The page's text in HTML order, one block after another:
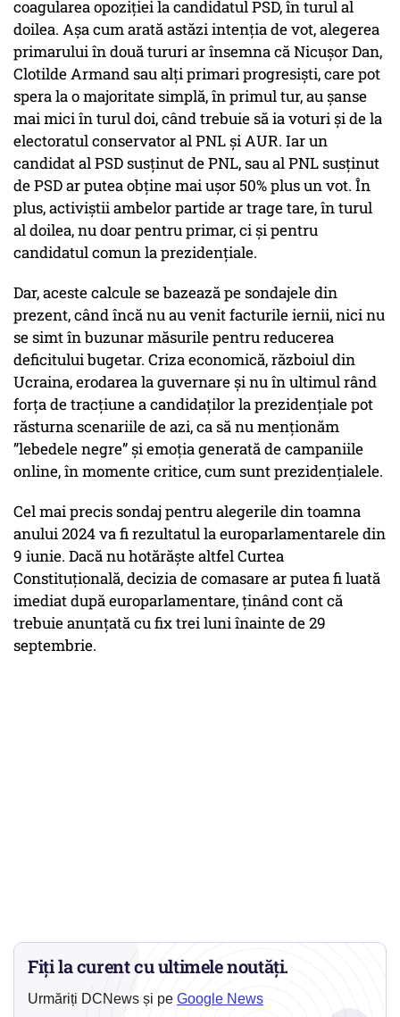
coagularea opoziției la candidatul PSD, în turul al
doilea. Așa cum arată astăzi intenția de vot, alegerea
primarului în două tururi ar însemna că Nicușor Dan,
Clotilde Armand sau alți primari progresiști, care pot
spera la o majoritate simplă, în primul tur, au șanse
mai mici în turul doi, când trebuie să ia voturi și de la
electoratul conservator al PNL și AUR. Iar un
candidat al PSD susținut de PNL, sau al PNL susținut
de PSD ar putea obține mai ușor 50% plus un vot. În
plus, activiștii ambelor partide ar trage tare, în turul
al doilea, nu doar pentru primar, ci și pentru
candidatul comun la prezidențiale.
Dar, aceste calcule se bazează pe sondajele din
prezent, când încă nu au venit facturile iernii, nici nu
se simt în buzunar măsurile pentru reducerea
deficitului bugetar. Criza economică, războiul din
Ucraina, erodarea la guvernare și nu în ultimul rând
forța de tracțiune a candidaților la prezidențiale pot
răsturna scenariile de azi, ca să nu menționăm
”lebedele negre” și emoția generată de campaniile
online, în momente critice, cum sunt prezidențialele.
Cel mai precis sondaj pentru alegerile din toamna
anului 2024 va fi rezultatul la europarlamentarele din
9 iunie. Dacă nu hotărăște altfel Curtea
Constituțională, decizia de comasare ar putea fi luată
imediat după europarlamentare, ținând cont că
trebuie anunțată cu fix trei luni înainte de 29
septembrie.
Fiți la curent cu ultimele noutăți.
Urmăriți DCNews și pe Google News